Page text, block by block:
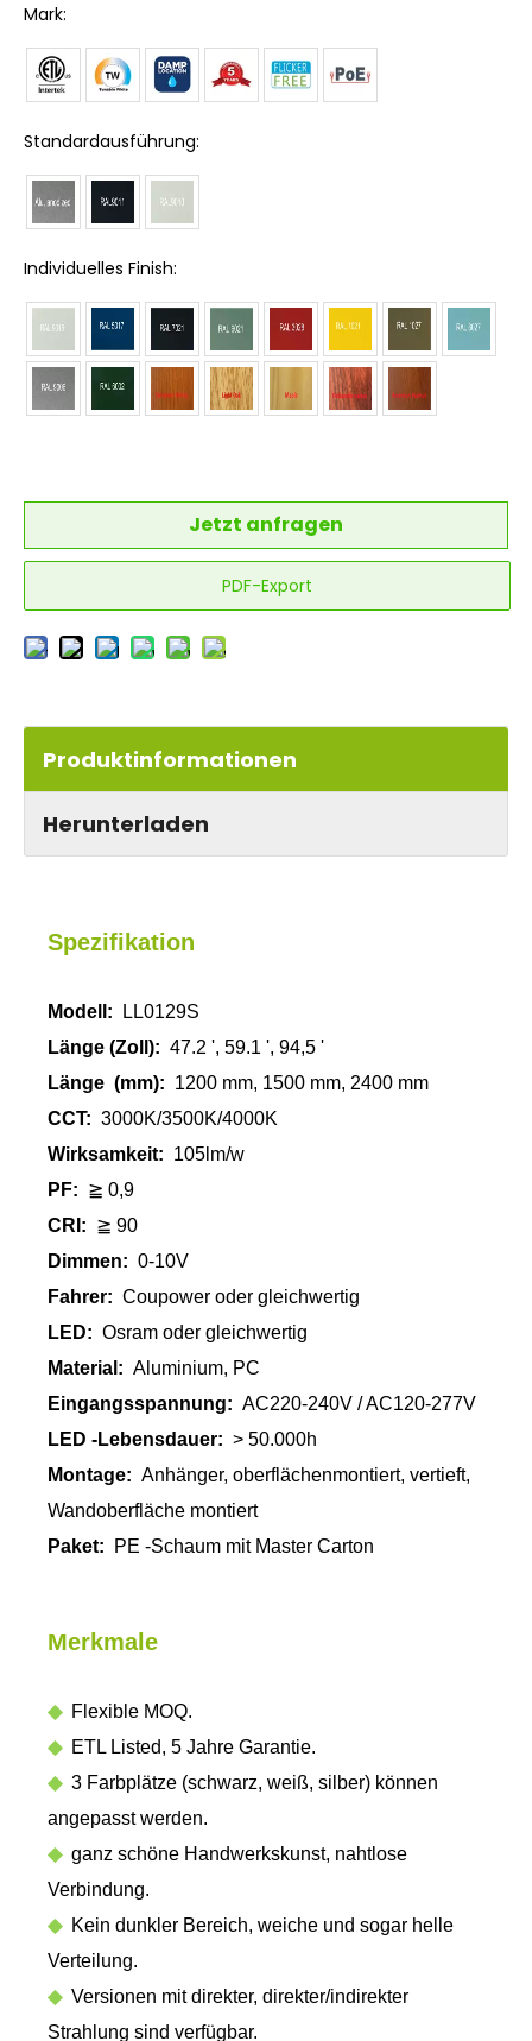
Mark:
Standardausführung:
Individuelles Finish:
Jetzt anfragen
PDF-Export
Produktinformationen
Herunterladen
Spezifikation
Modell:
LL0129S
Länge (Zoll): 47.2 ', 59.1 ', 94,5 '
Länge (mm): 1200 mm, 1500 mm, 2400 mm
CCT: 3000K/3500K/4000K
Wirksamkeit: 105lm/w
PF: ≧ 0,9
CRI: ≧ 90
Dimmen: 0-10V
Fahrer: Coupower oder gleichwertig
LED: Osram oder gleichwertig
Material: Aluminium, PC
Eingangsspannung: AC220-240V / AC120-277V
LED -Lebensdauer: > 50.000h
Montage: Anhänger, oberflächenmontiert, vertieft,
Wandoberfläche montiert
Paket:
PE -Schaum mit Master Carton
Merkmale
◆ Flexible MOQ.
◆ ETL Listed, 5 Jahre Garantie.
◆ 3 Farbplätze (schwarz, weiß, silber) können
angepasst werden.
◆ ganz schöne Handwerkskunst, nahtlose
Verbindung.
◆ Kein dunkler Bereich, weiche und sogar helle
Verteilung.
◆ Versionen mit direkter, direkter/indirekter
Strahlung sind verfügbar.